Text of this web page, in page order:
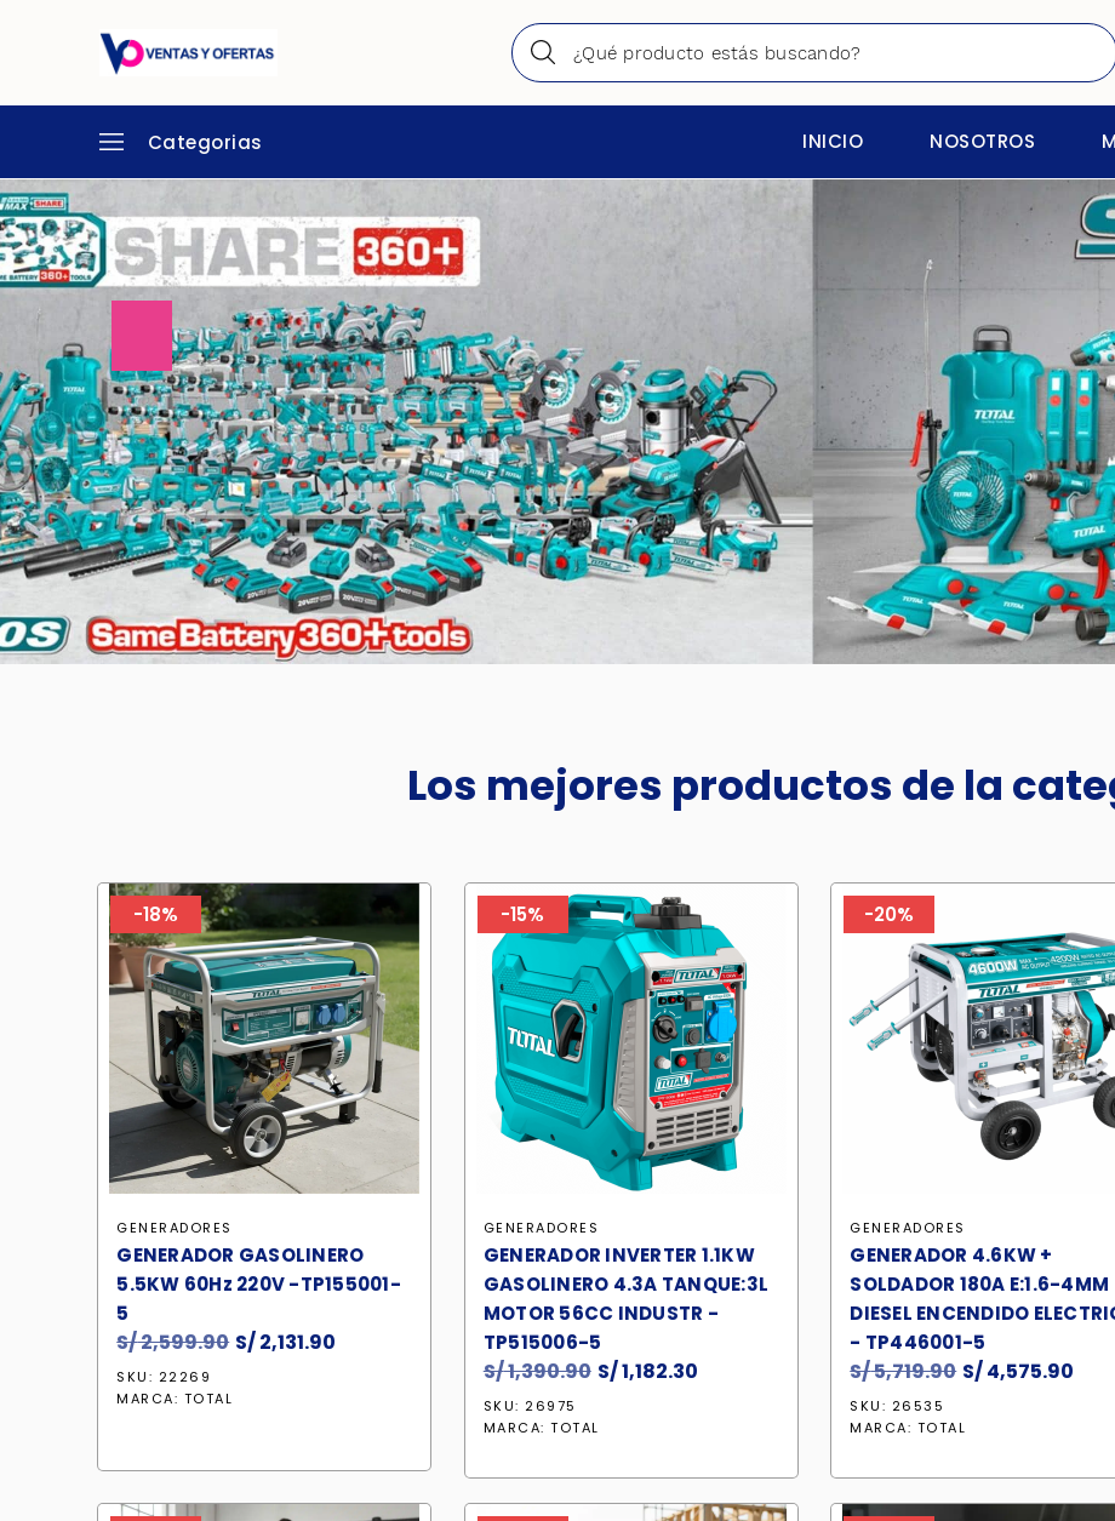
Categorias INICIO NOSOTROS
Los mejores productos de la
-18%
GENERADORES
GENERADOR GASOLINERO
5.5KW 60Hz 220V -TP155001-
5
S/2,599.90 El
S/2,131.90
SKU: 22269
MARCA: TOTAL
-15%
GENERADORES
GENERADOR INVERTER 1.1KW
GASOLINERO 4.3A TANQUE:3L
MOTOR 56CC INDUSTR -
TP515006-5
S/1,390.90 El
original
S/ 1,390.90.
S/1,182.30
S/ 1,182.30.
SKU: 26975
MARCA:TOTAL
-20%
GENERADORES
GENERADOR 4.6KW +
SOLDADOR 180A E:1.6-4MM
DIESEL ENCENDIDO
- TP446001-5
S/5,719.90 El
original
S/ 5,719.90.
S/4,575.90
S/
SKU: 26535
MARCA: TOTAL